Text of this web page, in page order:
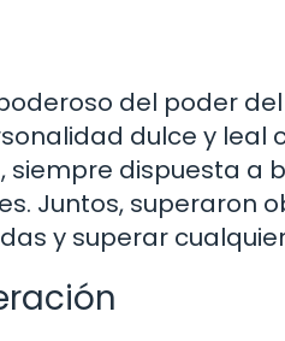
del poder
dulce y leal
dispuesta a
Juntos, superaron
y superar